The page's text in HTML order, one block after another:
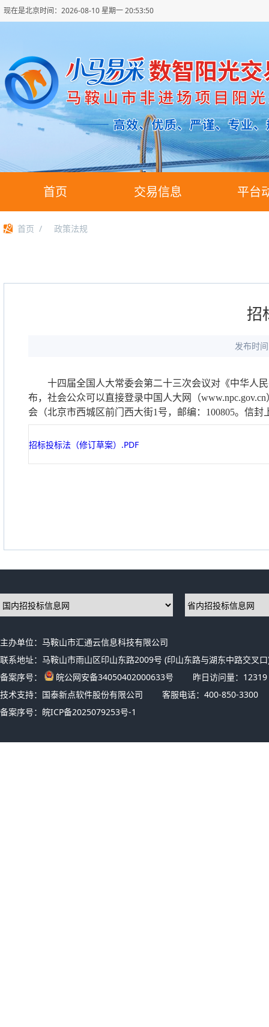
现在是北京时间： 2026-08-10 星期一 20:53:50
首页 交易信息 平台
首页 / 政策法规
招
发布时
十四届全国人大常委会第二十三次会议对《中华人
布，社会公众可以直接登录中国人大网（www.npc.gov.cn
会（北京市西城区前门西大街1 号，邮编： 100805。信封
招标投标法（修订草案）.PDF
主办单位：马鞍山市汇通云信息科技有限公司
联系地址：马鞍山市雨山区印山东路2009号 (印山东路与湖东中路交叉
备案序号：
皖公网安备34050402000633号 昨日访问量： 12319
技术支持：国泰新点软件股份有限公司
客服电话：400-850-3300
备案序号： 皖ICP备2025079253号-1